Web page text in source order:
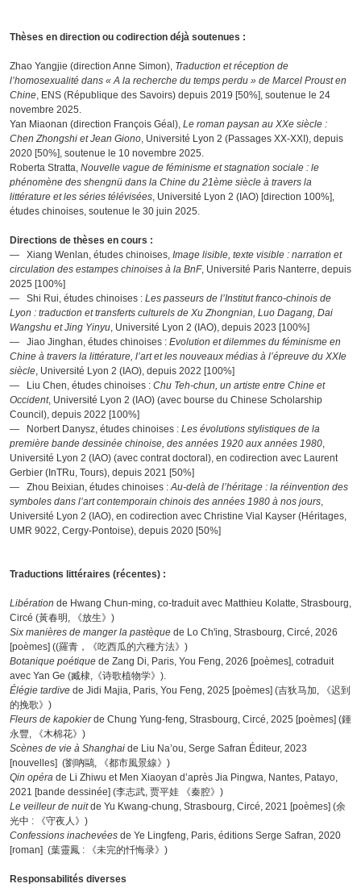
Thèses en direction ou codirection déjà soutenues :
Zhao Yangjie (direction Anne Simon), Traduction et réception de
l’homosexualité dans « A la recherche du temps perdu » de Marcel Proust en
Chine , ENS (République des Savoirs) depuis 2019 [50%], soutenue le 24
novembre 2025.
Yan Miaonan (direction François Géal), Le roman paysan au XXe siècle :
Chen Zhongshi et Jean Giono , Université Lyon 2 (Passages XX-XXI), depuis
2020 [50%], soutenue le 10 novembre 2025.
Roberta Stratta, Nouvelle vague de féminisme et stagnation sociale : le
phénomène des shengnü dans la Chine du 21ème siècle à travers la
littérature et les séries télévisées , Université Lyon 2 (IAO) [direction 100%],
études chinoises, soutenue le 30 juin 2025.
Directions de thèses en cours :
— Xiang Wenlan, études chinoises, Image lisible, texte visible : narration et
circulation des estampes chinoises à la BnF, Université Paris Nanterre, depuis
2025 [100%]
— Shi Rui, études chinoises : Les passeurs de l’Institut franco-chinois de
Lyon : traduction et transferts culturels de Xu Zhongnian, Luo Dagang, Dai
Wangshu et Jing Yinyu , Université Lyon 2 (IAO), depuis 2023 [100%]
— Jiao Jinghan, études chinoises : Evolution et dilemmes du féminisme en
Chine à travers la littérature, l’art et les nouveaux médias à l’épreuve du XXIe
siècle , Université Lyon 2 (IAO), depuis 2022 [100%]
— Liu Chen, études chinoises : Chu Teh-chun, un artiste entre Chine et
Occident, Université Lyon 2 (IAO) (avec bourse du Chinese Scholarship
Council), depuis 2022 [100%]
— Norbert Danysz, études chinoises : Les évolutions stylistiques de la
première bande dessinée chinoise, des années 1920 aux années 1980
Université Lyon 2 (IAO) (avec contrat doctoral), en codirection avec Laurent
Gerbier (InTRu, Tours), depuis 2021 [50%]
— Zhou Beixian, études chinoises : Au-delà de l’héritage : la réinvention des
symboles dans l’art contemporain chinois des années 1980 à nos jours
Université Lyon 2 (IAO), en codirection avec Christine Vial Kayser (Héritages,
UMR 9022, Cergy-Pontoise), depuis 2020 [50%]
Traductions littéraires (récentes) :
Libération de Hwang Chun-ming, co-traduit avec Matthieu Kolatte, Strasbourg,
Circé (黃春明, 《放生》)
Six manières de manger la pastèque de Lo Ch'ing, Strasbourg, Circé, 2026
[poèmes] ((羅青，《吃西瓜的六種方法》)
Botanique poétique de Zang Di, Paris, You Feng, 2026 [poèmes], cotraduit
avec Yan Ge (臧棣,《诗歌植物学》).
Élégie tardive de Jidi Majia, Paris, You Feng, 2025 [poèmes] (吉狄马加, 《迟到
的挽歌》)
Fleurs de kapokierde Chung Yung-feng, Strasbourg, Circé, 2025 [poèmes] (鍾
永豐, 《木棉花》)
Scènes de vie à Shanghai de Liu Na’ou, Serge Safran Éditeur, 2023
[nouvelles] (劉吶鷗, 《都市風景線》)
Qin opéra de Li Zhiwu et Men Xiaoyan d’après Jia Pingwa, Nantes, Patayo,
2021 [bande dessinée] (李志武, 贾平娃 《秦腔》)
Le veilleur de nuitde Yu Kwang-chung, Strasbourg, Circé, 2021 [poèmes] (余
光中 : 《守夜人》)
Confessions inachevées de Ye Lingfeng, Paris, éditions Serge Safran, 2020
[roman] (葉靈鳳 : 《未完的忏悔录》)
Responsabilités diverses